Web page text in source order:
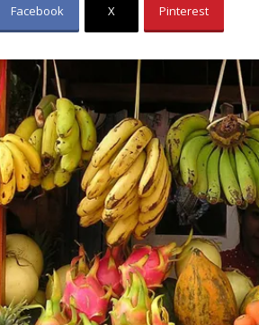
Fit
I
Eko
Facebook X Pinterest